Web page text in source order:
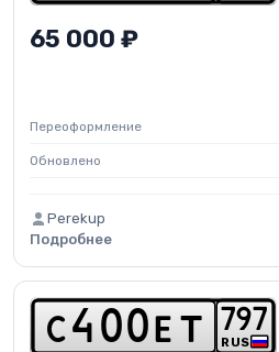
65 000 ₽
Переоформление
Обновлено
Perekup
Подробнее
c 4 0 0 e t RUS
79 7